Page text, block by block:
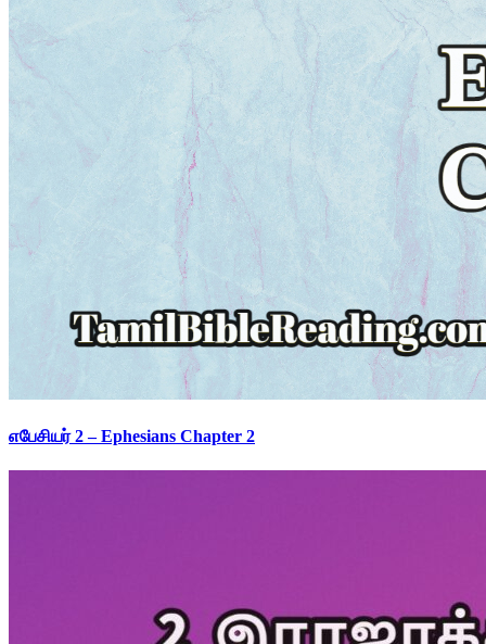
எபேசியர் 2 – Ephesians Chapter 2